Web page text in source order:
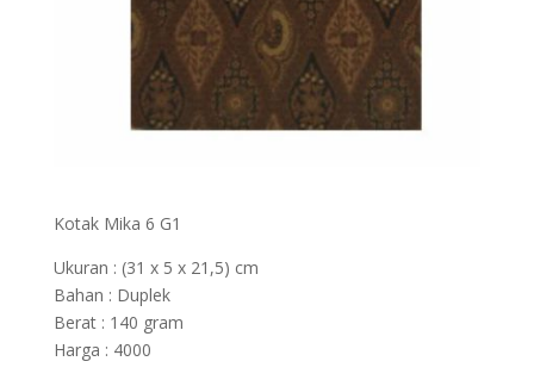
Kotak Mika 6 G1
Ukuran : (31 x 5 x 21,5) cm
Bahan : Duplek
Berat : 140 gram
Harga : 4000